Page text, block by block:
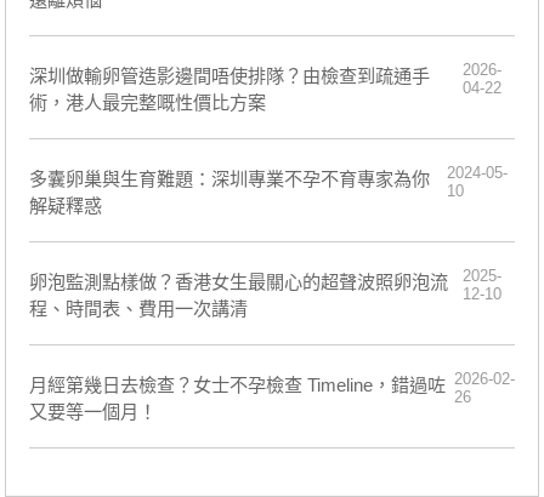
深圳做輸卵管造影邊間唔使排隊？由檢查到疏通手
術，港人最完整嘅性價比方案
2026-
04-22
​多囊卵巢與生育難題：深圳專業不孕不育專家為你
解疑釋惑
2024-05-
10
卵泡監測點樣做？香港女生最關心的超聲波照卵泡流
程、時間表、費用一次講清
2025-
12-10
月經第幾日去檢查？女士不孕檢查 Timeline，錯過咗
又要等一個月！
2026-02-
26